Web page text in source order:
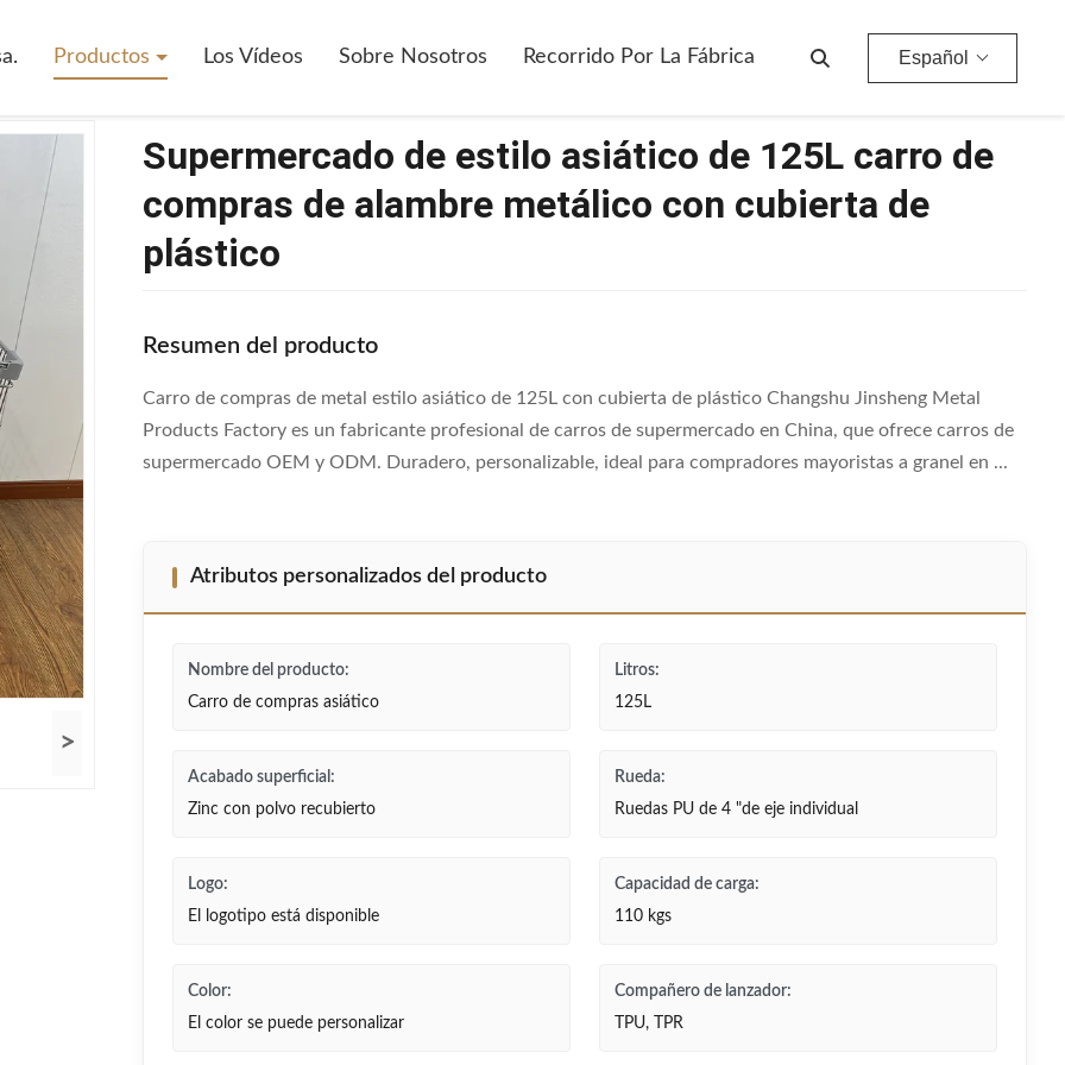
Productos Los Vídeos Sobre Nosotros Recorrido Por La Fábrica Español
Supermercado De Estilo Asiático De 125L Carro De Compras De Alambre Metálico Con Cubierta De Plástico
>
Supermercado de estilo asiático de 125L carro de
compras de alambre metálico con cubierta de
plástico
Resumen del producto
Carro de compras de metal estilo asiático de 125L con cubierta de plástico Changshu Jinsheng Metal
Products Factory es un fabricante profesional de carros de supermercado en China, que ofrece carros de
supermercado OEM y ODM. Duradero, personalizable, ideal para compradores mayoristas a granel en ...
Atributos personalizados del producto
Nombre del producto:
Carro de compras asiático
Litros:
125L
Acabado superficial:
Zinc con polvo recubierto
Rueda:
Ruedas PU de 4 "de eje individual
Logo:
El logotipo está disponible
Capacidad de carga:
110 kgs
Color:
El color se puede personalizar
Compañero de lanzador:
TPU, TPR